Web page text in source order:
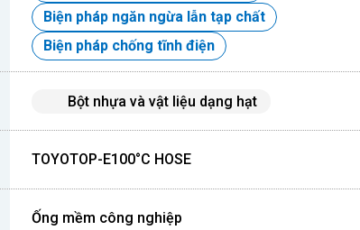
Biện pháp ngăn ngừa lẫn tạp chất
Biện pháp chống tĩnh điện
Bột nhựa và vật liệu dạng hạt
TOYOTOP-E100°C HOSE
Ống mềm công nghiệp